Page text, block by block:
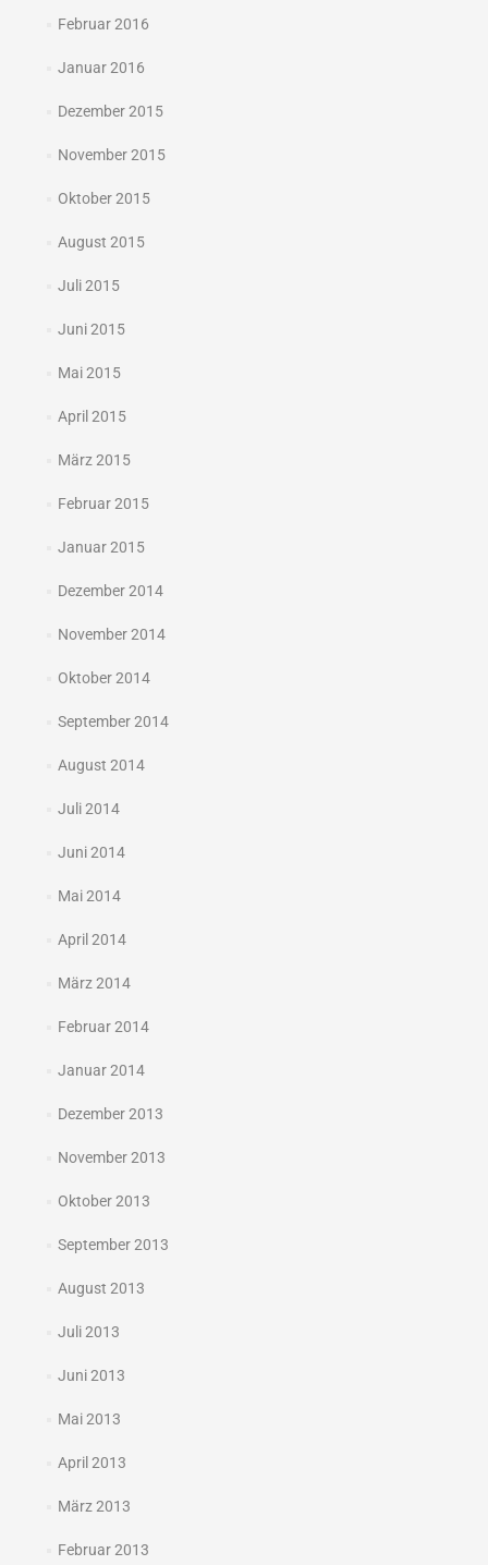
Februar 2016
Januar 2016
Dezember 2015
November 2015
Oktober 2015
August 2015
Juli 2015
Juni 2015
Mai 2015
April 2015
März 2015
Februar 2015
Januar 2015
Dezember 2014
November 2014
Oktober 2014
September 2014
August 2014
Juli 2014
Juni 2014
Mai 2014
April 2014
März 2014
Februar 2014
Januar 2014
Dezember 2013
November 2013
Oktober 2013
September 2013
August 2013
Juli 2013
Juni 2013
Mai 2013
April 2013
März 2013
Februar 2013